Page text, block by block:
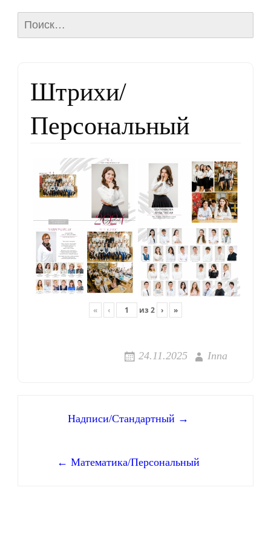
Найти:
Штрихи/
Персональный
« ‹ из 2 › »
24.11.2025 Inna
Навигация
Надписи/Стандартный →
← Математика/Персональный